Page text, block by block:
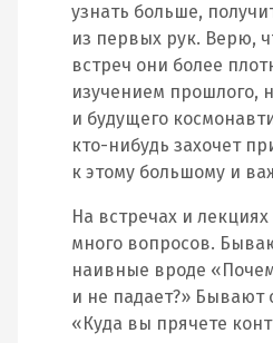
узнать больше,
из первых рук. Верю,
встреч они более
изучением прошлого,
и будущего
кто-нибудь захочет
к этому большому и
На встречах и
много вопросов.
наивные вроде
и не падает?» Бывают
«Куда вы прячете